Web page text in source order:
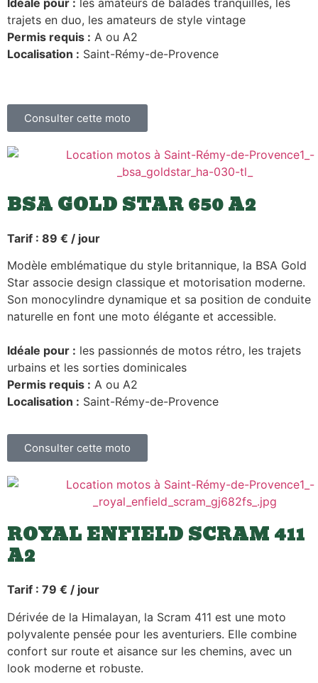
Idéale pour : les amateurs de balades tranquilles, les
trajets en duo, les amateurs de style vintage
Permis requis : A ou A2
Localisation : Saint-Rémy-de-Provence
Consulter cette moto
BSA GOLD STAR 650 A2
Tarif : 89 € / jour
Modèle emblématique du style britannique, la BSA Gold
Star associe design classique et motorisation moderne.
Son monocylindre dynamique et sa position de conduite
naturelle en font une moto élégante et accessible.
Idéale pour : les passionnés de motos rétro, les trajets
urbains et les sorties dominicales
Permis requis : A ou A2
Localisation : Saint-Rémy-de-Provence
Consulter cette moto
ROYAL ENFIELD SCRAM 411
A2
Tarif : 79 € / jour
Dérivée de la Himalayan, la Scram 411 est une moto
polyvalente pensée pour les aventuriers. Elle combine
confort sur route et aisance sur les chemins, avec un
look moderne et robuste.